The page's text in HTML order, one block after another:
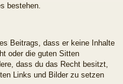
bestehen.
Beitrags, dass er keine Inhalte
oder die guten Sitten
dass du das Recht besitzt,
Links und Bilder zu setzen